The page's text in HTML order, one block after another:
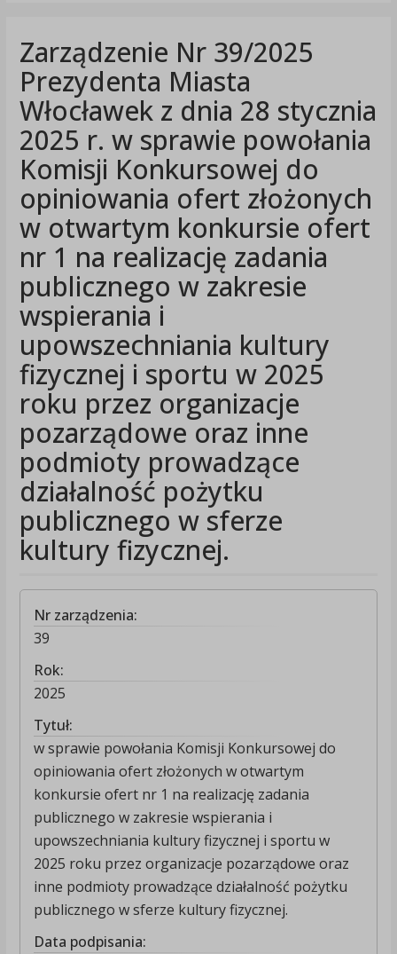
Zarządzenie Nr 39/2025
Prezydenta Miasta
Włocławek z dnia 28 stycznia
2025 r. w sprawie powołania
Komisji Konkursowej do
opiniowania ofert złożonych
w otwartym konkursie ofert
nr 1 na realizację zadania
publicznego w zakresie
wspierania i
upowszechniania kultury
fizycznej i sportu w 2025
roku przez organizacje
pozarządowe oraz inne
podmioty prowadzące
działalność pożytku
publicznego w sferze
kultury fizycznej.
Nr zarządzenia:
39
Rok:
2025
Tytuł:
w sprawie powołania Komisji Konkursowej do
opiniowania ofert złożonych w otwartym
konkursie ofert nr 1 na realizację zadania
publicznego w zakresie wspierania i
upowszechniania kultury fizycznej i sportu w
2025 roku przez organizacje pozarządowe oraz
inne podmioty prowadzące działalność pożytku
publicznego w sferze kultury fizycznej.
Data podpisania: